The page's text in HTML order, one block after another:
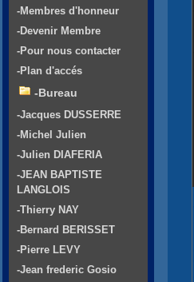
-Membres d'honneur
-Devenir Membre
-Pour nous contacter
-Plan d'accés
-Bureau
-Jacques DUSSERRE
-Michel Julien
-Julien DIAFERIA
-JEAN BAPTISTE
LANGLOIS
-Thierry NAY
-Bernard BERISSET
-Pierre LEVY
-Jean frederic Gosio